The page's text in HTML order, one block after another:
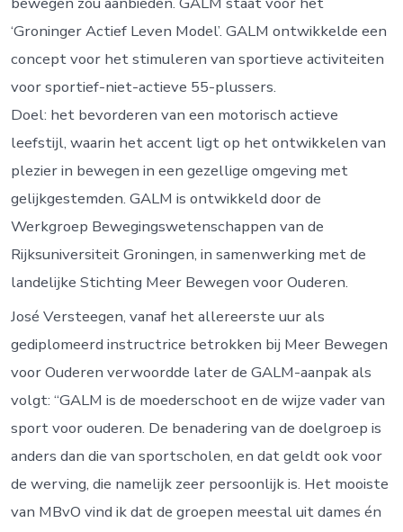
‘Groninger Actief Leven Model’. GALM ontwikkelde een
concept voor het stimuleren van sportieve activiteiten
voor sportief-niet-actieve 55-plussers.
Doel: het bevorderen van een motorisch actieve
leefstijl, waarin het accent ligt op het ontwikkelen van
plezier in bewegen in een gezellige omgeving met
gelijkgestemden. GALM is ontwikkeld door de
Werkgroep Bewegingswetenschappen van de
Rijksuniversiteit Groningen, in samenwerking met de
landelijke Stichting Meer Bewegen voor Ouderen.
José Versteegen, vanaf het allereerste uur als
gediplomeerd instructrice betrokken bij Meer Bewegen
voor Ouderen verwoordde later de GALM-aanpak als
volgt: “GALM is de moederschoot en de wijze vader van
sport voor ouderen. De benadering van de doelgroep is
anders dan die van sportscholen, en dat geldt ook voor
de werving, die namelijk zeer persoonlijk is. Het mooiste
van MBvO vind ik dat de groepen meestal uit dames én